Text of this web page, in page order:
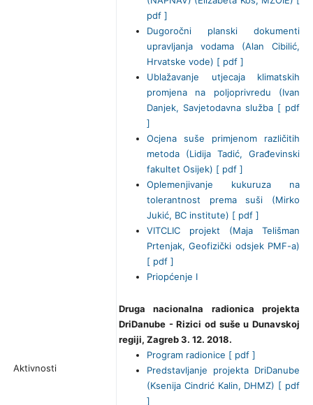
Aktivnosti
pdf ]
Dugoročni planski dokumenti
upravljanja vodama (Alan Cibilić,
Hrvatske vode) [ pdf ]
Ublažavanje utjecaja klimatskih
promjena na poljoprivredu (Ivan
Danjek, Savjetodavna služba [ pdf
]
Ocjena suše primjenom različitih
metoda (Lidija Tadić, Građevinski
fakultet Osijek) [ pdf ]
Oplemenjivanje kukuruza na
tolerantnost prema suši (Mirko
Jukić, BC institute) [ pdf ]
VITCLIC projekt (Maja Telišman
Prtenjak, Geofizički odsjek PMF-a)
[ pdf ]
Priopćenje I
Druga nacionalna radionica projekta
DriDanube - Rizici od suše u Dunavskoj
regiji, Zagreb 3. 12. 2018.
Program radionice [ pdf ]
Predstavljanje projekta DriDanube
(Ksenija Cindrić Kalin, DHMZ) [ pdf
]